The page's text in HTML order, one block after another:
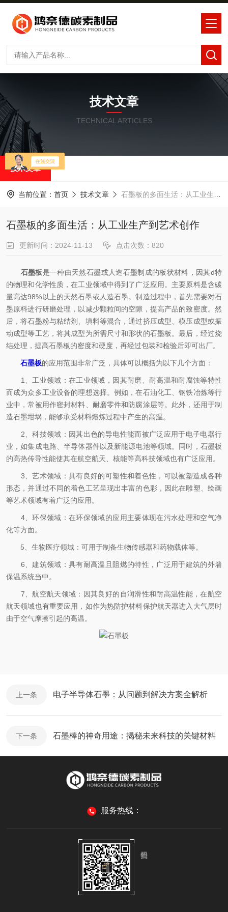
技术文章
TECHNICAL ARTICLES
技术文章
当前位置： 首页 技术文章 石墨板的多面生活：从工业生产到艺术创作
石墨板的多面生活：从工业生产到艺术创作
更新时间：2024-11-13 点击次数：820
石墨板是一种由天然石墨或人造石墨制成的板状材料，因其d特
的物理和化学性质，在工业领域中得到了广泛应用。主要原料是含碳
量高达98%以上的天然石墨或人造石墨。制造过程中，首先需要对石
墨原料进行研磨处理，以减少颗粒间的空隙，提高产品的致密度。然
后，将石墨粉与粘结剂、填料等混合，通过挤压成型、模压成型或振
动成型等工艺，将其成型为所需尺寸和形状的石墨板。最后，经过烧
结处理，提高石墨板的密度和硬度，再经过包装和检验后即可出厂。
石墨板的应用范围非常广泛，具体可以概括为以下几个方面：
1、工业领域：在工业领域，因其耐磨、耐高温和耐腐蚀等特性
而成为众多工业设备的理想选择。例如，在石油化工、钢铁冶炼等行
业中，常被用作密封材料、耐磨零件和防腐涂层等。此外，还用于制
造石墨坩埚，能够承受材料熔炼过程中产生的高温。
2、科技领域：因其出色的导电性能而被广泛应用于电子电器行
业，如集成电路、半导体器件以及新能源电池等领域。同时，石墨板
的高热传导性能使其在航空航天、核能等高科技领域也有广泛应用。
3、艺术领域：具有良好的可塑性和着色性，可以被塑造成各种
形态，并通过不同的着色工艺呈现出丰富的色彩，因此在雕塑、绘画
等艺术领域有着广泛的应用。
4、环保领域：在环保领域的应用主要体现在污水处理和空气净
化等方面。
5、生物医疗领域：可用于制备生物传感器和药物载体等。
6、建筑领域：具有耐高温且阻燃的特性，广泛用于建筑的外墙
保温系统当中。
7、航空航天领域：因其良好的自润滑性和耐高温性能，在航空
航天领域也有重要应用，如作为热防护材料保护航天器进入大气层时
由于空气摩擦引起的高温。
上一条 电子半导体石墨：从问题到解决方案全解析
下一条 石墨棒的神奇用途：揭秘未来科技的关键材料
服务热线：